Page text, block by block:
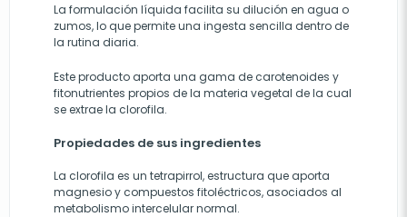
La formulación líquida facilita su dilución en agua o
zumos, lo que permite una ingesta sencilla dentro de
la rutina diaria.
Este producto aporta una gama de carotenoides y
fitonutrientes propios de la materia vegetal de la cual
se extrae la clorofila.
Propiedades de sus ingredientes
La clorofila es un tetrapirrol, estructura que aporta
magnesio y compuestos fitoléctricos, asociados al
metabolismo intercelular normal.